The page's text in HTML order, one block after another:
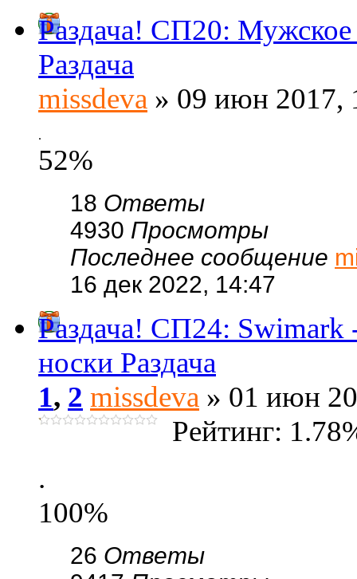
Раздача! СП20:
Раздача
missdeva » 09 июн 2017,
.
52%
18 Ответы
4930 Просмотры
Последнее сообщение
16 дек 2022, 14:47
Раздача! СП24:
носки Раздача
1, 2 missdeva » 01 июн
Рейтинг:
.
100%
26 Ответы